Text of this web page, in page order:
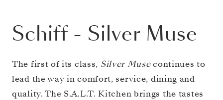
Schiff- Silver Muse
The first of its class, Silver Musecontinues to
lead the way in comfort, service, dining and
quality. The S.A.L.T. Kitchen brings the tastes